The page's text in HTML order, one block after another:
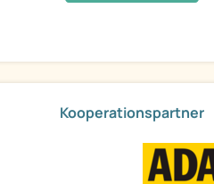
Kooperationspartner